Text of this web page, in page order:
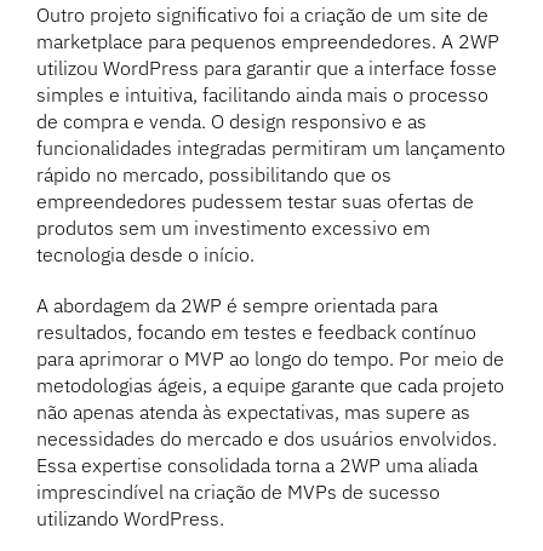
Outro projeto significativo foi a criação de um site de
marketplace para pequenos empreendedores. A 2WP
utilizou WordPress para garantir que a interface fosse
simples e intuitiva, facilitando ainda mais o processo
de compra e venda. O design responsivo e as
funcionalidades integradas permitiram um lançamento
rápido no mercado, possibilitando que os
empreendedores pudessem testar suas ofertas de
produtos sem um investimento excessivo em
tecnologia desde o início.
A abordagem da 2WP é sempre orientada para
resultados, focando em testes e feedback contínuo
para aprimorar o MVP ao longo do tempo. Por meio de
metodologias ágeis, a equipe garante que cada projeto
não apenas atenda às expectativas, mas supere as
necessidades do mercado e dos usuários envolvidos.
Essa expertise consolidada torna a 2WP uma aliada
imprescindível na criação de MVPs de sucesso
utilizando WordPress.